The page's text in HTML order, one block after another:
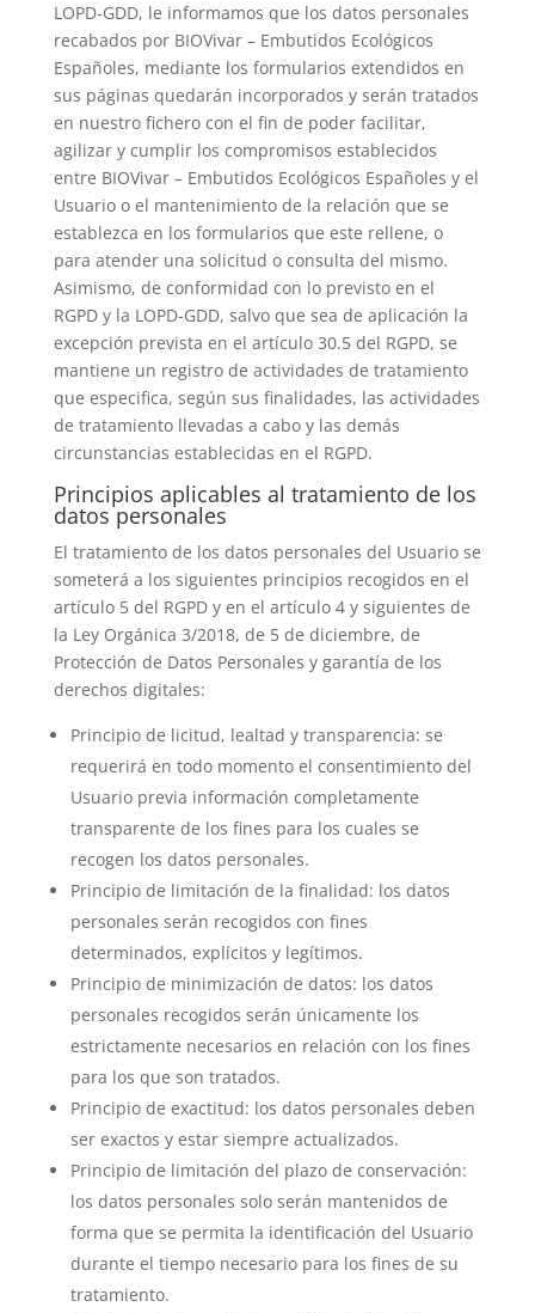
LOPD-GDD, le informamos que los datos personales
recabados por BIOVivar – Embutidos Ecológicos
Españoles, mediante los formularios extendidos en
sus páginas quedarán incorporados y serán tratados
en nuestro fichero con el fin de poder facilitar,
agilizar y cumplir los compromisos establecidos
entre BIOVivar – Embutidos Ecológicos Españoles y el
Usuario o el mantenimiento de la relación que se
establezca en los formularios que este rellene, o
para atender una solicitud o consulta del mismo.
Asimismo, de conformidad con lo previsto en el
RGPD y la LOPD-GDD, salvo que sea de aplicación la
excepción prevista en el artículo 30.5 del RGPD, se
mantiene un registro de actividades de tratamiento
que especifica, según sus finalidades, las actividades
de tratamiento llevadas a cabo y las demás
circunstancias establecidas en el RGPD.
Principios aplicables al tratamiento de los
datos personales
El tratamiento de los datos personales del Usuario se
someterá a los siguientes principios recogidos en el
artículo 5 del RGPD y en el artículo 4 y siguientes de
la Ley Orgánica 3/2018, de 5 de diciembre, de
Protección de Datos Personales y garantía de los
derechos digitales:
Principio de licitud, lealtad y transparencia: se
requerirá en todo momento el consentimiento del
Usuario previa información completamente
transparente de los fines para los cuales se
recogen los datos personales.
Principio de limitación de la finalidad: los datos
personales serán recogidos con fines
determinados, explícitos y legítimos.
Principio de minimización de datos: los datos
personales recogidos serán únicamente los
estrictamente necesarios en relación con los fines
para los que son tratados.
Principio de exactitud: los datos personales deben
ser exactos y estar siempre actualizados.
Principio de limitación del plazo de conservación:
los datos personales solo serán mantenidos de
forma que se permita la identificación del Usuario
durante el tiempo necesario para los fines de su
tratamiento.